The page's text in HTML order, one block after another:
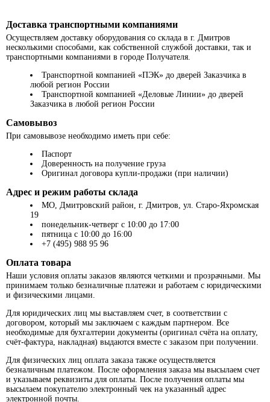
Доставка транспортными компаниями
Осуществляем доставку оборудования со склада в г. Дмитров
несколькими способами, как собственной службой доставки, так и
транспортными компаниями в городе Получателя.
Транспортной компанией «ПЭК» до дверей Заказчика в
любой регион России
Транспортной компанией «Деловые Линии» до дверей
Заказчика в любой регион России
Самовывоз
При самовывозе необходимо иметь при себе:
Паспорт
Доверенность на получение груза
Оригинал договора купли-продажи (при наличии)
Адрес и режим работы склада
МО, Дмитровский район, г. Дмитров, ул. Старо-Яхромская
19
понедельник-четверг с 10:00 до 17:00
пятница с 10:00 до 16:00
+7 (495) 988 95 96
Оплата товара
Наши условия оплаты заказов являются четкими и прозрачными. Мы
принимаем только безналичные платежи и работаем с юридическими
и физическими лицами.
Для юридических лиц мы выставляем счет, в соответствии с
договором, который мы заключаем с каждым партнером. Все
необходимые для бухгалтерии документы (оригинал счёта на оплату,
счёт-фактура, накладная) выдаются вместе с заказом при получении.
Для физических лиц оплата заказа также осуществляется
безналичным платежом. После оформления заказа мы высылаем счет
и указываем реквизиты для оплаты. После получения оплаты мы
высылаем покупателю электронный чек на указанный адрес
электронной почты.